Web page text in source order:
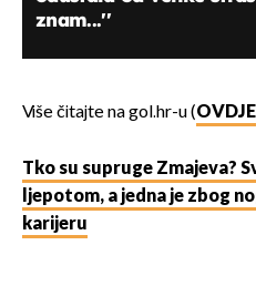
znam...''
Više čitajte na gol.hr-u (OVDJE
Tko su supruge Zmajeva?
ljepotom, a jedna je zbog
karijeru